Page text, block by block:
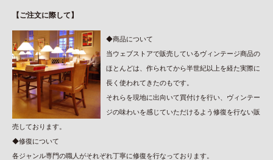
【ご注文に際して】
◆商品について
当ウェブストアで販売しているヴィンテージ商品の
ほとんどは、作られてから半世紀以上を経た実際に
長く使われてきたのもです。
それらを現地に出向いて買付けを行い、ヴィンテー
ジの味わいを感じていただけるよう修復を行ない販
売しております。
◆修復について
各ジャンル専門の職人がそれぞれ丁寧に修復を行なっております。